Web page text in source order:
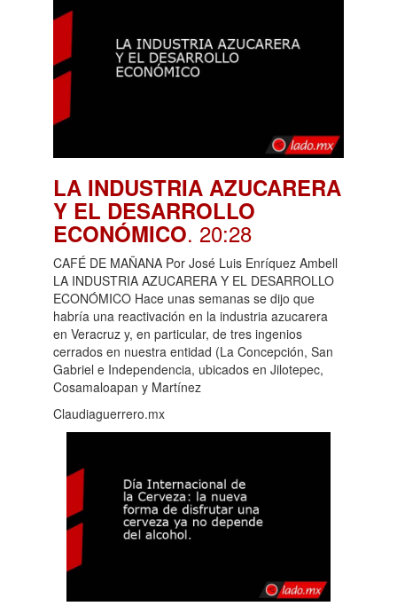
LA INDUSTRIA AZUCARERA
Y EL DESARROLLO
ECONÓMICO. 20:28
CAFÉ DE MAÑANA Por José Luis Enríquez Ambell
LA INDUSTRIA AZUCARERA Y EL DESARROLLO
ECONÓMICO Hace unas semanas se dijo que
habría una reactivación en la industria azucarera
en Veracruz y, en particular, de tres ingenios
cerrados en nuestra entidad (La Concepción, San
Gabriel e Independencia, ubicados en Jilotepec,
Cosamaloapan y Martínez
Claudiaguerrero.mx